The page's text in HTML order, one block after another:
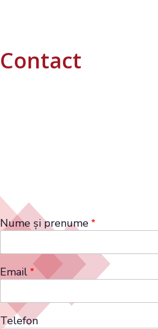
Contact
Nume și prenume
Email
Telefon